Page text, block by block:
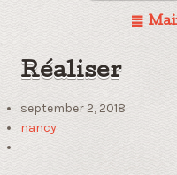
Réaliser
september 2, 2018
nancy